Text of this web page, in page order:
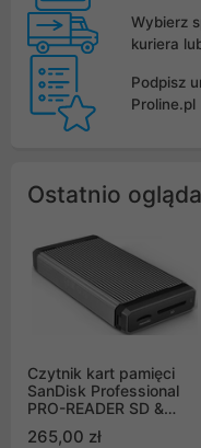
Wybierz
kuriera
Podpisz
Proline.pl
Ostatnio
Czytnik kart pamięci
SanDisk Professional
PRO-READER SD &
265,00 zł